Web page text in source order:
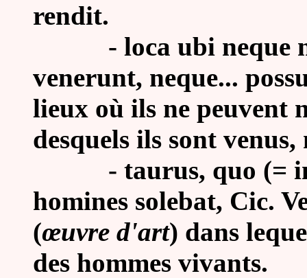
rendit.
- loca ubi neque
venerunt, neque...
lieux où ils ne peuvent
desquels ils sont venus,
- taurus, quo (= in
homines solebat, Cic.
(œuvre d'art) dans
des hommes vivants.